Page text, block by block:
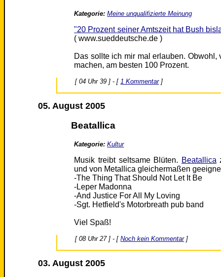
Kategorie: Meine unqualifizierte Meinung
"20 Prozent seiner Amtszeit hat Bush
( www.sueddeutsche.de )
Das sollte ich mir mal erlauben.
machen, am besten 100 Prozent.
[ 04 Uhr 39 ] - [ 1 Kommentar]
05. August 2005
Beatallica
Kategorie: Kultur
Musik treibt seltsame Blüten. Beatallica
und von Metallica gleichermaßen
-The Thing That Should Not Let It Be
-Leper Madonna
-And Justice For All My Loving
-Sgt. Hetfield's Motorbreath pub band
Viel Spaß!
[ 08 Uhr 27 ] - [Noch kein Kommentar]
03. August 2005